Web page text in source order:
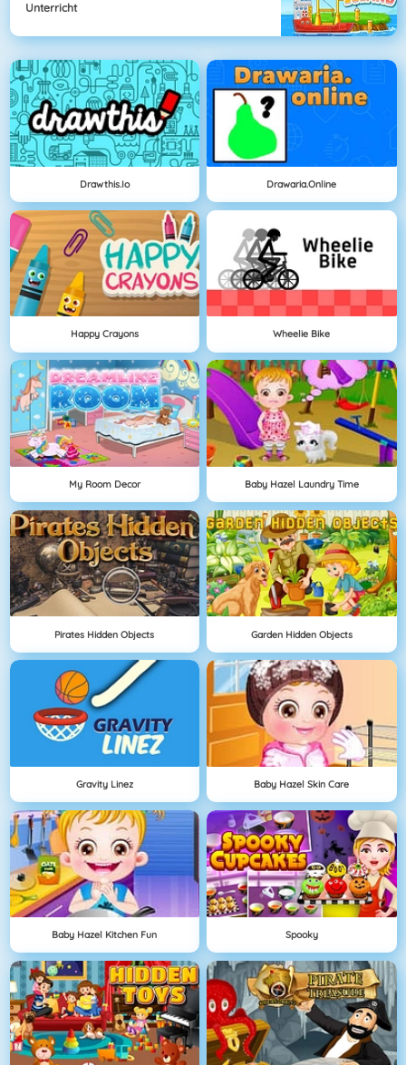
Unterricht
Drawthis.io Drawaria.online
Happy Crayons Wheelie Bike
My Room Decor Baby Hazel Laundry Time
Pirates Hidden Objects Garden Hidden Objects
Gravity Linez Baby Hazel Skin Care
Baby Hazel Kitchen Fun Spooky